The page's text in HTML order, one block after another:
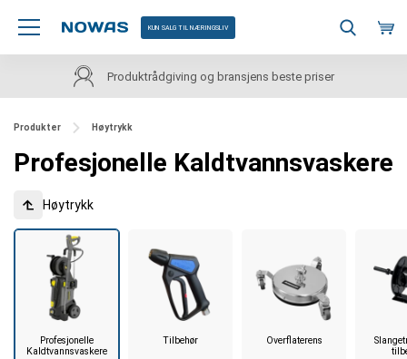
KUN SALG TIL NÆRINGSLIV
Produktrådgiving og bransjens beste priser
Produkter Høytrykk
Profesjonelle Kaldtvannsvaskere
Høytrykk
Profesjonelle
Kaldtvannsvaskere
Tilbehør Overflaterens